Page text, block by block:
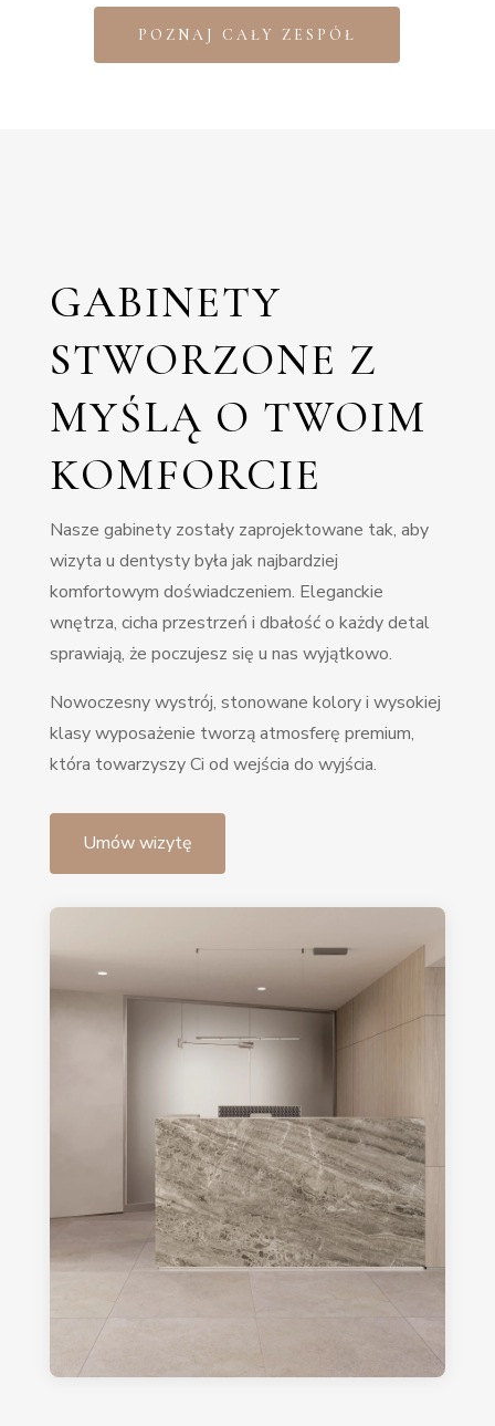
POZNAJ CAŁY ZESPÓŁ
GABINETY
STWORZONE Z
MYŚLĄ O TWOIM
KOMFORCIE
Nasze gabinety zostały zaprojektowane tak, aby
wizyta u dentysty była jak najbardziej
komfortowym doświadczeniem. Eleganckie
wnętrza, cicha przestrzeń i dbałość o każdy detal
sprawiają, że poczujesz się u nas wyjątkowo.
Nowoczesny wystrój, stonowane kolory i wysokiej
klasy wyposażenie tworzą atmosferę premium,
która towarzyszy Ci od wejścia do wyjścia.
Umów wizytę